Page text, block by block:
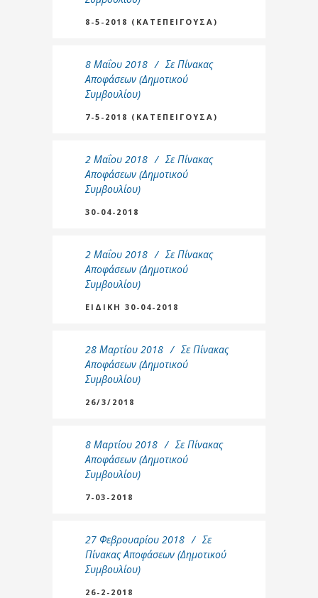
8-5-2018 (ΚΑΤΕΠΕΙΓΟΥΣΑ)
8 Μαΐου 2018 Σε Πίνακας
Αποφάσεων (Δημοτικού
Συμβουλίου)
7-5-2018 (ΚΑΤΕΠΕΙΓΟΥΣΑ)
2 Μαΐου 2018 Σε Πίνακας
Αποφάσεων (Δημοτικού
Συμβουλίου)
30-04-2018
2 Μαΐου 2018 Σε Πίνακας
Αποφάσεων (Δημοτικού
Συμβουλίου)
ΕΙΔΙΚΗ 30-04-2018
28 Μαρτίου 2018 Σε Πίνακας
Αποφάσεων (Δημοτικού
Συμβουλίου)
26/3/2018
8 Μαρτίου 2018 Σε Πίνακας
Αποφάσεων (Δημοτικού
Συμβουλίου)
7-03-2018
27 Φεβρουαρίου 2018
Σε
Πίνακας Αποφάσεων (Δημοτικού
Συμβουλίου)
26-2-2018